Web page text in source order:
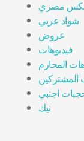
مصري
شواد عربي
عروض
فيديوهات
المحارم
المشتركين
اجنبي
نيك